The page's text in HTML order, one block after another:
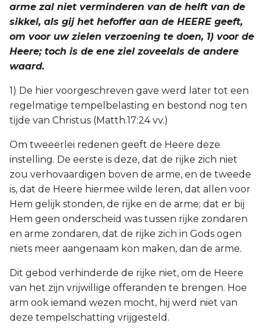
arme zal niet verminderen van de helft van de
sikkel, als gij het hefoffer aan de HEERE geeft,
om voor uw zielen verzoening te doen, 1) voor de
Heere; toch is de ene ziel zoveelals de andere
waard.
1) De hier voorgeschreven gave werd later tot een
regelmatige tempelbelasting en bestond nog ten
tijde van Christus (Matth.17:24 vv.)
Om tweeërlei redenen geeft de Heere deze
instelling. De eerste is deze, dat de rijke zich niet
zou verhovaardigen boven de arme, en de tweede
is, dat de Heere hiermee wilde leren, dat allen voor
Hem gelijk stonden, de rijke en de arme; dat er bij
Hem geen onderscheid was tussen rijke zondaren
en arme zondaren, dat de rijke zich in Gods ogen
niets meer aangenaam kon maken, dan de arme.
Dit gebod verhinderde de rijke niet, om de Heere
van het zijn vrijwillige offeranden te brengen. Hoe
arm ook iemand wezen mocht, hij werd niet van
deze tempelschatting vrijgesteld.